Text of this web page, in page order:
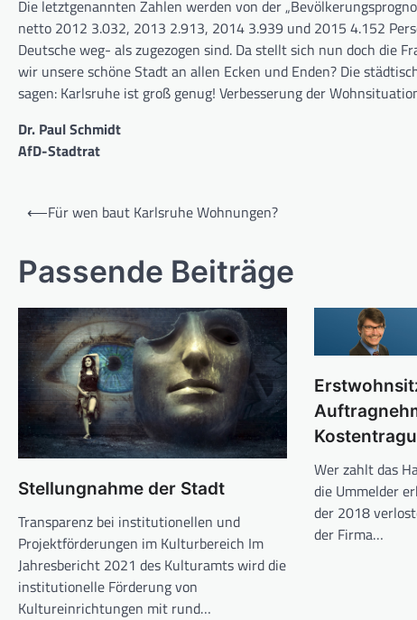
Die letztgenannten Zahlen werden von der
netto 2012 3.032, 2013 2.913, 2014 3.939 und 2015 4.152
Deutsche weg- als zugezogen sind. Da stellt sich nun doch die
wir unsere schöne Stadt an allen Ecken und Enden? Die
sagen: Karlsruhe ist groß genug! Verbesserung der
Dr. Paul Schmidt
AfD-Stadtrat
Beitragsnavigation
⟵Für wen baut Karlsruhe Wohnungen?
Passende Beiträge
Stellungnahme der Stadt
Transparenz bei institutionellen und
Projektförderungen im Kulturbereich Im
Jahresbericht 2021 des Kulturamts wird die
institutionelle Förderung von
Kultureinrichtungen mit rund…
Wer zahlt das
die Ummelder
der 2018
der Firma…